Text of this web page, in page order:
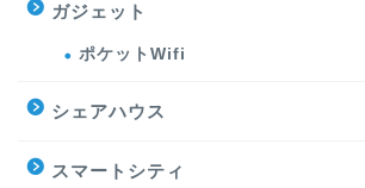
ガジェット
ポケットWifi
シェアハウス
スマートシティ